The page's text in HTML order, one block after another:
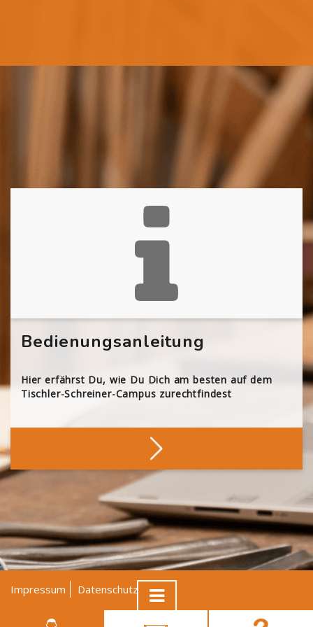
Bedienungsanleitung
Hier erfährst Du, wie Du Dich am besten auf dem
Tischler-Schreiner-Campus zurechtfindest
Impressum Datenschutz
AGB